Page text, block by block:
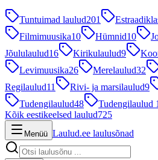
Tuntuimad laulud201
Filmimuusika10 Hümnid10
Jõululaulud16 Kirikulaulud9
Levimuusika26 Merelaulud32
Regilaulud11 Rivi- ja marsilaulud9
Tudengilaulud48 Tudengilaulud
Kõik eestikeelsed laulud725
Menüü Laulud.ee laulusõnad